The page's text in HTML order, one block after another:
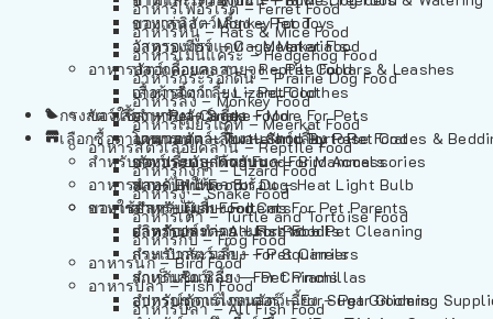
อาหารเฟอร์เร็ต – Ferret Food
อาหารหนู – Rats & Mice Food
อาหารเม่นแคระ – Hedgehog Food
อาหารกระรอกดิน – Prairie Dog Food
อาหารลิง – Monkey Food
อาหารเมียร์แคท – Meerkat Food
อาหารสัตว์เลี้อยคลาน – Reptile Food
อาหารกิ้งก่า – Lizard Food
อาหารงู – Snake Food
อาหารเต่า – Turtle and Tortoise Food
อาหารกบ – Frog Food
อาหารนก – Bird Food
อาหารปลา – Fish Food
อาหารปลา – All Fish Food
อาหารลิง – Monkey Food
อาหารเมียร์แคท – Meerkat Food
อาหารสัตว์เลี้อยคลาน – Reptile Food
อาหารกิ้งก่า – Lizard Food
อาหารงู – Snake Food
อาหารเต่า – Turtle and Tortoise Food
อาหารกบ – Frog Food
อาหารนก – Bird Food
อาหารปลา – Fish Food
อาหารปลา – All Fish Food
ของเล่นสัตว์เลี้ยง – Pet Toys
วัสดุรองกรง – Cage Materials
ปลอกคอและสายจูง – Pet Collars & Leashes
เสื้อผ้าสัตว์เลี้ยง – Pet Clothes
ของใช้สำหรับสัตว์เลี้ยง – More For Pets
โดมนอนและที่นอนสัตว์เลี้ยง – Pet Crates &
ของประดับสำหรับนก – Bird Accessories
หลอดไฟให้ความร้อน – Heat Light Bulb
ของใช้สำหรับผู้เลี้ยง – Items For Pet Parents
ผลิตภัณฑ์ทำความสะอาด – Pet Cleaning
กระเป๋าสัตว์เลี้ยง – Pet Carriers
รถเข็นสัตว์เลี้ยง – Pet Prams
อุปกรณ์ตัดแต่งขนสัตว์เลี้ยง – Pet Grooming
กรงสัตว์เลี้ยง – Pet Cages
เลือกซื้อตามหมวดสัตว์เลี้ยง – Shop By Pet
สำหรับสัตว์เลี้ยงลูกด้วยนม – For Mammals
สำหรับสุนัข – For Dogs
สำหรับแมว – For Cats
สำหรับกระต่าย – For Rabbits
สำหรับกระรอก – For Squirrels
สำหรับชินชิล่า – For Chinchillas
สำหรับชูการ์ไกลเดอร์ – For Sugar Gliders